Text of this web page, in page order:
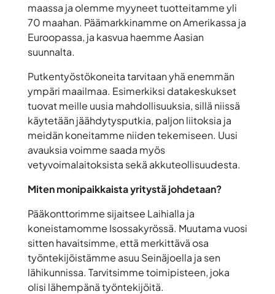
maassa ja olemme myyneet tuotteitamme yli
70 maahan. Päämarkkinamme on Amerikassa ja
Euroopassa, ja kasvua haemme Aasian
suunnalta.
Putkentyöstökoneita tarvitaan yhä enemmän
ympäri maailmaa. Esimerkiksi datakeskukset
tuovat meille uusia mahdollisuuksia, sillä niissä
käytetään jäähdytysputkia, paljon liitoksia ja
meidän koneitamme niiden tekemiseen. Uusi
avauksia voimme saada myös
vetyvoimalaitoksista sekä akkuteollisuudesta.
Miten monipaikkaista yritystä johdetaan?
Pääkonttorimme sijaitsee Laihialla ja
koneistamomme Isossakyrössä. Muutama vuosi
sitten havaitsimme, että merkittävä osa
työntekijöistämme asuu Seinäjoella ja sen
lähikunnissa. Tarvitsimme toimipisteen, joka
olisi lähempänä työntekijöitä.